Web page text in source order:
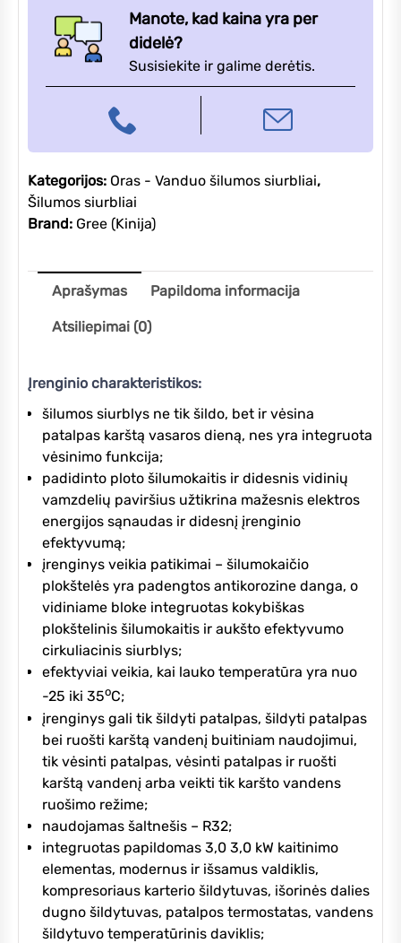
Manote, kad kaina yra per
didelė?
Susisiekite ir galime derėtis.
Kategorijos: Oras - Vanduo šilumos siurbliai,
Šilumos siurbliai
Brand: Gree (Kinija)
Aprašymas Papildoma informacija
Atsiliepimai (0)
Įrenginio charakteristikos:
šilumos siurblys ne tik šildo, bet ir vėsina
patalpas karštą vasaros dieną, nes yra integruota
vėsinimo funkcija;
padidinto ploto šilumokaitis ir didesnis vidinių
vamzdelių paviršius užtikrina mažesnis elektros
energijos sąnaudas ir didesnį įrenginio
efektyvumą;
įrenginys veikia patikimai – šilumokaičio
plokštelės yra padengtos antikorozine danga, o
vidiniame bloke integruotas kokybiškas
plokštelinis šilumokaitis ir aukšto efektyvumo
cirkuliacinis siurblys;
efektyviai veikia, kai lauko temperatūra yra nuo
-25 iki 35oC;
įrenginys gali tik šildyti patalpas, šildyti patalpas
bei ruošti karštą vandenį buitiniam naudojimui,
tik vėsinti patalpas, vėsinti patalpas ir ruošti
karštą vandenį arba veikti tik karšto vandens
ruošimo režime;
naudojamas šaltnešis – R32;
integruotas papildomas 3,0 3,0 kW kaitinimo
elementas, modernus ir išsamus valdiklis,
kompresoriaus karterio šildytuvas, išorinės dalies
dugno šildytuvas, patalpos termostatas, vandens
šildytuvo temperatūrinis daviklis;